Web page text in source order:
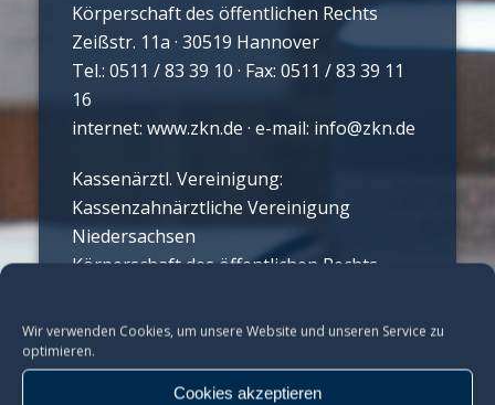
Wir verwenden Cookies, um unsere Website und unseren Service zu
optimieren.
Cookies akzeptieren
Körperschaft des öffentlichen Rechts
Zeißstr. 11a · 30519 Hannover
Tel.: 0511 / 83 39 10 · Fax: 0511 / 83 39 11
16
internet: www.zkn.de · e-mail: info@zkn.de
Kassenärztl. Vereinigung:
Kassenzahnärztliche Vereinigung
Niedersachsen
Körperschaft des öffentlichen Rechts
Tel.: (0511) 84 05 – 0 · Fax: (0511) 84 05 –
249